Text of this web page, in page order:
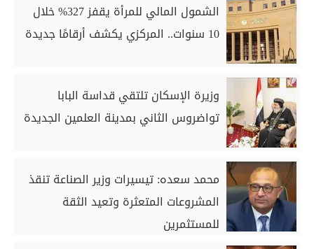
الشمول المالي للمرأة يقفز 327% خلال
10 سنوات.. المركزي يكشف أرقامًا جديدة
وزيرة الإسكان تلتقي قداسة البابا
تواضروس الثاني بمدينة العلمين الجديدة
محمد سعده: تيسيرات وزير الصناعة تنقذ
المشروعات المتعثرة وتعيد الثقة
للمستثمرين